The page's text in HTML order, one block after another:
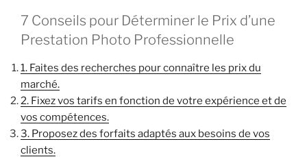
7 Conseils pour Déterminer le Prix d’une
Prestation Photo Professionnelle
1. Faites des recherches pour connaître les prix du
marché.
2. Fixez vos tarifs en fonction de votre expérience et de
vos compétences.
3. Proposez des forfaits adaptés aux besoins de vos
clients.